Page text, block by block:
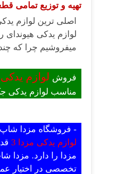
تهیه و توزیع تمامی
اصلی ترین لوازم
لوازم یدکی هیوندای
میفروشیم چرا که
فروش لوازم
مناسب لوازم یدکی
- فروشگاه مزدا
لوازم یدکی مزدا 3
مزدا را دارد. مزدا
تخصصی در اختیار